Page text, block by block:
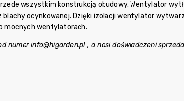
wszystkim konstrukcją obudowy. Wentylator
blachy ocynkowanej. Dzięki izolacji wentylator
mocnych wentylatorach.
numerinfo@higarden.pl, a nasi doświadczeni